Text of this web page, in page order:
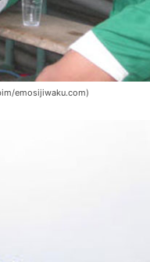
emosijiwaku.com)